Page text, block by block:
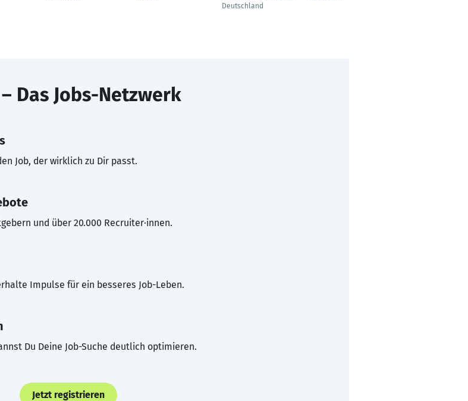
Deutschland
– Das Jobs-Netzwerk
Job, der wirklich zu Dir passt.
und über 20.000 Recruiter·innen.
Impulse für ein besseres Job-Leben.
Du Deine Job-Suche deutlich optimieren.
Jetzt registrieren